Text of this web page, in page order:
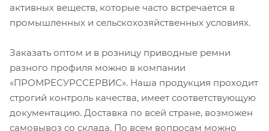
активных веществ, которые часто встречается в
промышленных и сельскохозяйственных условиях.
Заказать оптом и в розницу приводные ремни
разного профиля можно в компании
«ПРОМРЕСУРССЕРВИС». Наша продукция проходит
строгий контроль качества, имеет соответствующую
документацию. Доставка по всей стране, возможен
самовывоз со склада. По всем вопросам можно